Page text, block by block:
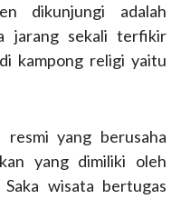
dikunjungi adalah
jarang sekali terfikir
kampong religi yaitu
resmi yang berusaha
yang dimiliki oleh
wisata bertugas